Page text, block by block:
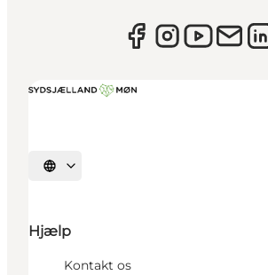
Vælg sprog
Hjælp
Kontakt os